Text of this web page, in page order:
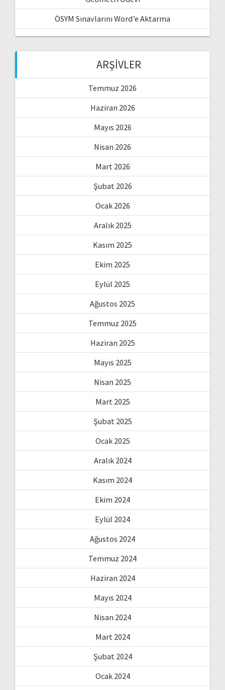
ÖSYM Sınavlarını Word’e Aktarma
ARŞIVLER
Temmuz 2026
Haziran 2026
Mayıs 2026
Nisan 2026
Mart 2026
Şubat 2026
Ocak 2026
Aralık 2025
Kasım 2025
Ekim 2025
Eylül 2025
Ağustos 2025
Temmuz 2025
Haziran 2025
Mayıs 2025
Nisan 2025
Mart 2025
Şubat 2025
Ocak 2025
Aralık 2024
Kasım 2024
Ekim 2024
Eylül 2024
Ağustos 2024
Temmuz 2024
Haziran 2024
Mayıs 2024
Nisan 2024
Mart 2024
Şubat 2024
Ocak 2024